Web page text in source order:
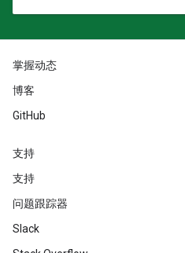
掌握动态
博客
GitHub
支持
支持
问题跟踪器
Slack